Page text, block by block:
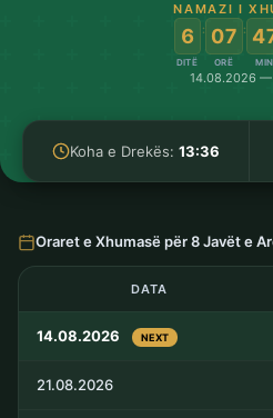
NAMAZI I
6
DITË
: 07
ORË
:
MIN
14.08.2026 —
Koha e Drekës: 13:36
Oraret e Xhumasë për 8 Javët e
DATA
14.08.2026 NEXT
21.08.2026